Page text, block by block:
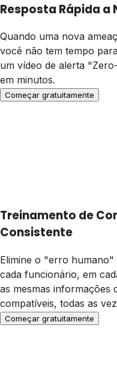
Resposta Rápida a
Quando uma nova
você não tem tempo
um vídeo de alerta
em minutos.
Começar gratuitamente
Treinamento de
Consistente
Elimine o "erro humano"
cada funcionário, em
as mesmas informações
compatíveis, todas as
Começar gratuitamente